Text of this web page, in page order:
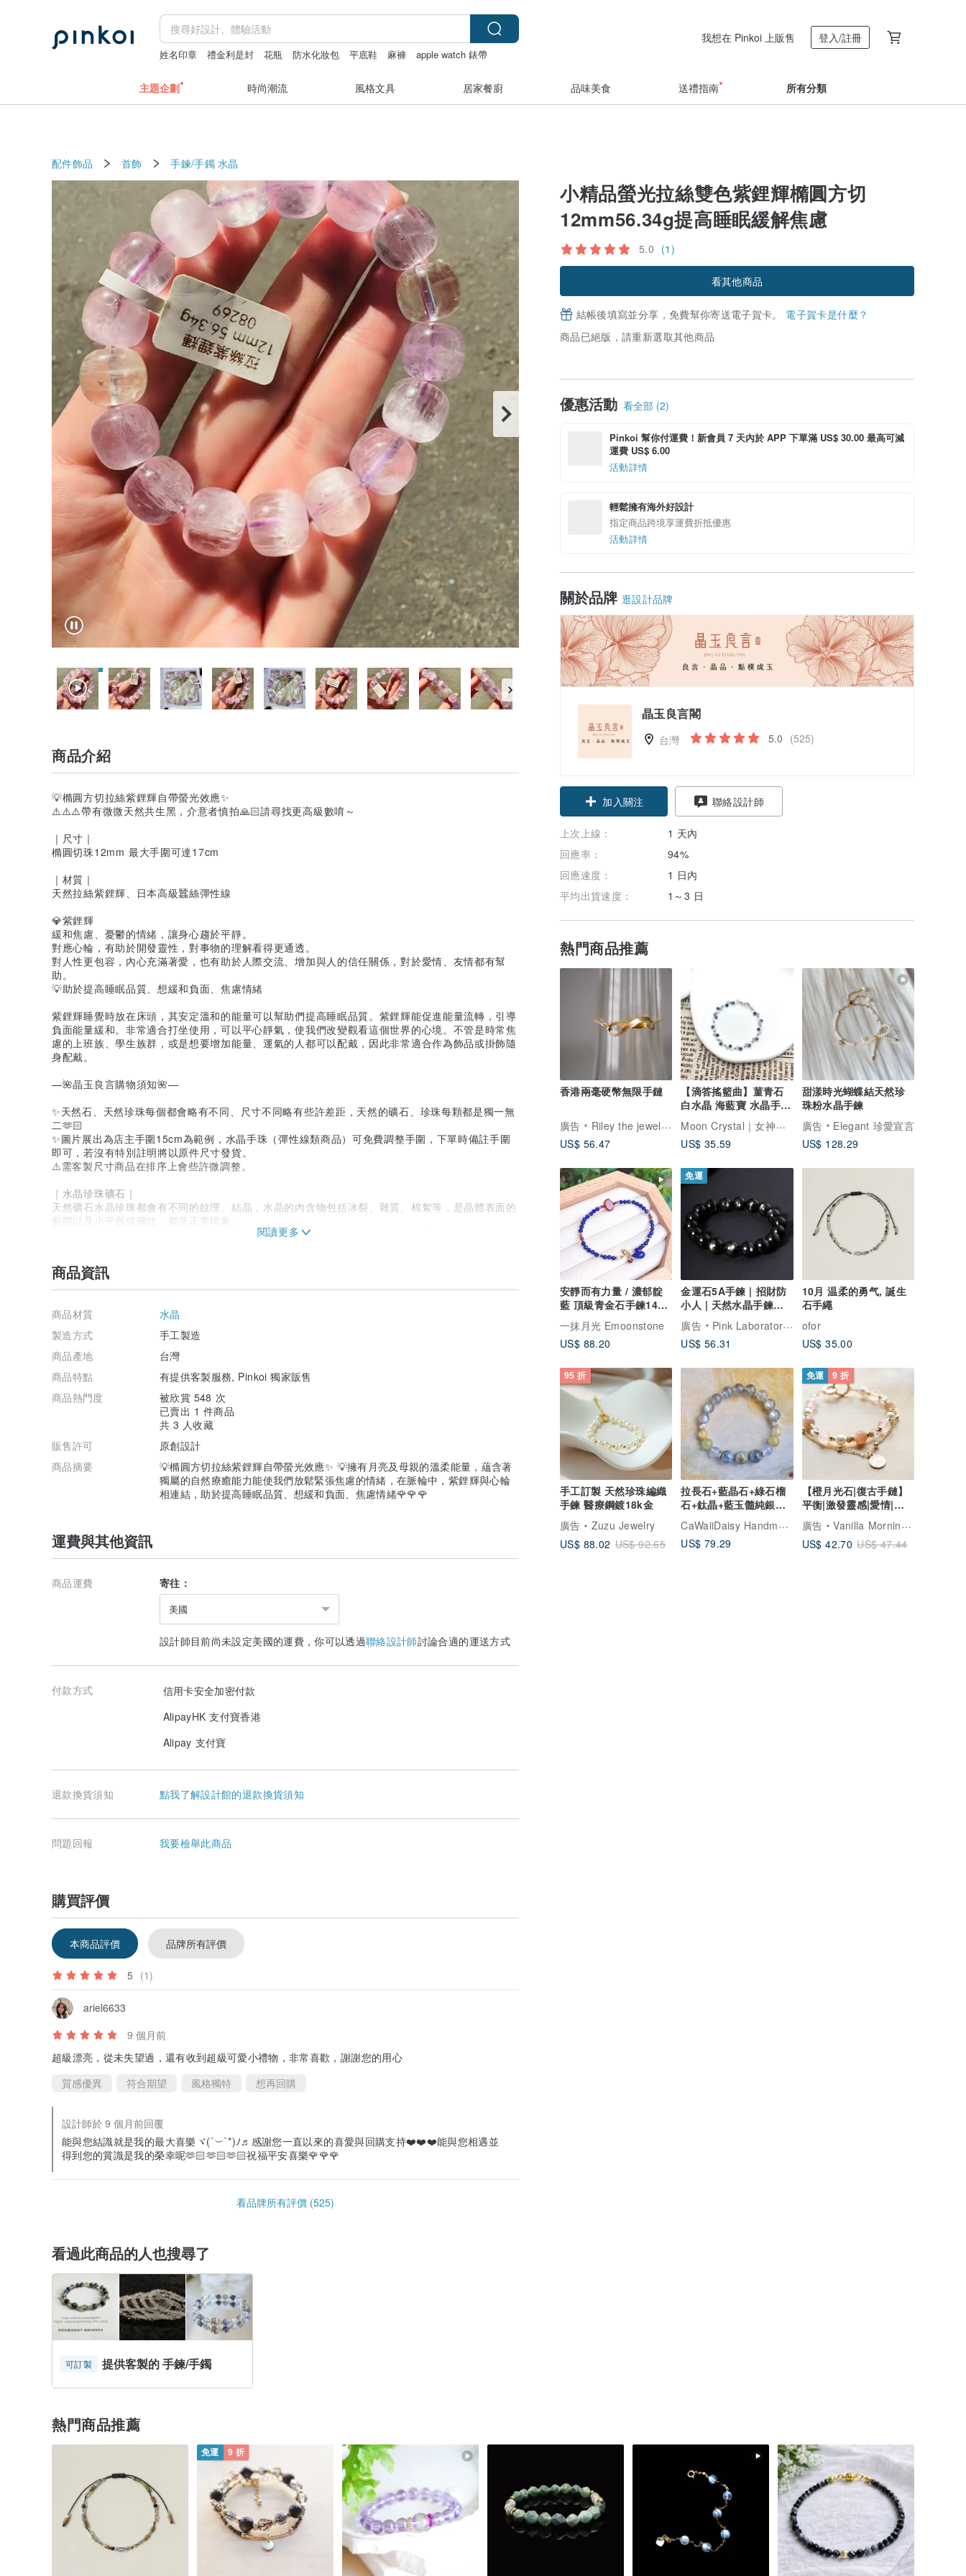
姓名印章 禮金利是封 花瓶 防水化妝包 平底鞋 麻褲
apple watch 錶帶
我想在 Pinkoi 上販售 登入/註冊
主題企劃 時尚潮流 風格文具 居家餐廚 品味美食 送禮指南 所有分類
配件飾品 首飾 手鍊/手鐲 水晶
小精品螢光拉絲雙色紫鋰輝橢圓方切
12mm56.34g提高睡眠緩解焦慮
5.0 (1)
看其他商品
結帳後填寫並分享，免費幫你寄送電子賀卡。 電子賀卡是什麼？
商品已絕版，請重新選取其他商品
優惠活動 看全部 (2)
Pinkoi 幫你付運費！新會員 7 天內於 APP 下單滿 US$ 30.00 最高可減
運費 US$ 6.00
活動詳情
輕鬆擁有海外好設計
指定商品跨境享運費折抵優惠
活動詳情
關於品牌 逛設計品牌
晶玉良言閣
台灣 5.0 (525)
聯絡設計師
上次上線：
1 天內
回應率：
94%
回應速度：
1 日內
平均出貨速度：
1～3 日
熱門商品推薦
香港兩毫硬幣無限手鏈
廣告
Riley the jewellery
US$ 56.47
【滴答搖籃曲】菫青石
白水晶 海藍寶 水晶手鏈
Moon Crystal｜女神晶天然水晶手鍊
US$ 35.59
甜漾時光蝴蝶結天然珍
珠粉水晶手鍊
廣告
Elegant 珍愛宣言
US$ 128.29
安靜而有力量 / 濃郁靛
藍 頂級青金石手鍊14K
注金
一抹月光 Emoonstone
US$ 88.20
免運
金運石5A手鍊 | 招財防
小人 | 天然水晶手鍊禮
物| 4 月新品主打星
廣告
Pink Laboratory 粉紅製造
US$ 56.31
10月 温柔的勇气, 誕生
石手繩
ofor
US$ 35.00
95 折
手工訂製 天然珍珠編織
手鍊 醫療鋼鍍18k金
廣告
Zuzu Jewelry
US$ 88.02 US$ 92.65
拉長石+藍晶石+綠石榴
石+鈦晶+藍玉髓純銀水
晶手鍊
CaWaiiDaisy Handmade Jewelry
US$ 79.29
免運 9 折
【橙月光石|復古手鏈】
平衡|激發靈感|愛情|增
強魅力|自信
廣告
Vanilla Morning 香草的早上
US$ 42.70 US$ 47.44
商品介紹
💡橢圓方切拉絲紫鋰輝自帶螢光效應✨
⚠️⚠️⚠️帶有微微天然共生黑，介意者慎拍🙏🏻請尋找更高級數唷～
｜尺寸｜
橢圓切珠12mm 最大手圍可達17cm
｜材質｜
天然拉絲紫鋰輝、日本高級蠶絲彈性線
💎紫鋰輝
緩和焦慮、憂鬱的情緒，讓身心趨於平靜。
對應心輪，有助於開發靈性，對事物的理解看得更通透。
對人性更包容，內心充滿著愛，也有助於人際交流、增加與人的信任關係，對於愛情、友情都有幫
助。
💡助於提高睡眠品質、想緩和負面、焦慮情緒
紫鋰輝睡覺時放在床頭，其安定溫和的能量可以幫助們提高睡眠品質。紫鋰輝能促進能量流轉，引導
負面能量緩和。非常適合打坐使用，可以平心靜氣，使我們改變觀看這個世界的心境。不管是時常焦
慮的上班族、學生族群，或是想要增加能量、運氣的人都可以配戴，因此非常適合作為飾品或掛飾隨
身配戴。
—🌺晶玉良言購物須知🌺—
✨天然石、天然珍珠每個都會略有不同、尺寸不同略有些許差距，天然的礦石、珍珠每顆都是獨一無
二🫶🏻
✨圖片展出為店主手圍15cm為範例，水晶手珠（彈性線類商品）可免費調整手圍，下單時備註手圍
即可，若沒有特別註明將以原件尺寸發貨。
⚠️需客製尺寸商品在排序上會些許微調整。
｜水晶珍珠礦石｜
天然礦石水晶珍珠都會有不同的紋理、結晶，水晶的內含物包括冰裂、雜質、棉絮等，是晶體表面的
裂隙以及小平面或礦紋，都是正常現象。
店主每一顆會嚴格把關，不使用設計上有嚴重瑕疵水晶、珍珠也會經過篩選，過度瑕疵將不列入飾品
｜金屬配件材質｜
✨金屬配件為國際標準925純銀（銀鍍金）為主、24K金、18K金，其他材質會特別註明。
｜線材使用｜
✨環扣式皆採用韓國珠寶線
✨彈性繩使用日本高級蠶絲線（水晶線）
✨中國式編織使用台灣產珠寶線、蠟線
｜訂製說明｜
✨因手圍不同，客製商品在編排方式會依長度微調，可能會些許增加或減少材料 。
✨扣環式可要求加長延長鏈或是單圈固定式，備註店主即可。
🧚🏻‍♀️若有其他想法或是想替換天然水晶可以訊息店主做調整。
｜注意事項｜
🔆賣場內照片全數為實品及店主真人肉體店內拍攝。
🔆照片都是店內自然打光手機拍攝，如對色差問題都可訊息店主發問。
｜晶玉良言訂製包裝袋｜
🔆出貨皆會妥善使用防衝撞材料及盒裝保護，並會視商品贈送品牌皮革袋或是品牌高級絨布袋、全純
銀商品會附贈一塊拭銀布。
｜天然水晶珍珠緬甸玉保養及其他注意事項｜
🔆水晶天然礦石日常接觸清水完全沒問題，但不建議戴著洗澡，長期接觸化學藥劑會影響水晶表層及
🔆勿將天然飾品放置強陽光下曝曬。
｜純銀飾保養及注意事項｜
🌹純銀飾品配戴久後接觸空氣或汗水會氧化變黑都是正常現象，每次配帶完時建議以拭銀布擦拭後，
收納於厚夾鏈袋中，並妥善放置。
🌹懶人保養法=牙膏+細毛牙刷清洗🧽銀飾表面即可✨
🌹店主也提供專業清洗、維修服務，可寄回店面，會根據服務內容收取相關服務費。
｜售後維修服務｜
主處理相關問題。
｜如何量手圍｜
🧚🏻‍♀️手圍非手鍊的實際長度，下拍請備註喜好服貼/寬鬆
2️⃣白水晶簇
3️⃣白水晶消磁盤
4️⃣陰陽水消磁
5️⃣秘魯聖木燻香消磁
6️⃣天然精油消磁（乳香/印加聖木/海藿香等）
7️⃣閃靈鑽淨化（淨化+補充能量）
🌟感謝您選擇晶玉良言，為你帶來獨特與美好🌟
台灣🇹🇼晶玉良言閣實體工作室
Handmade in Taiwan
商品資訊
商品材質
水晶
製造方式
手工製造
商品產地
台灣
商品特點
有提供客製服務, Pinkoi 獨家販售
商品熱門度
被欣賞 548 次
已賣出 1 件商品
共 3 人收藏
販售許可
原創設計
商品摘要
💡橢圓方切拉絲紫鋰輝自帶螢光效應✨ 💡擁有月亮及母親的溫柔能量，蘊含著
獨屬的自然療癒能力能使我們放鬆緊張焦慮的情緒，在脈輪中，紫鋰輝與心輪
相連結，助於提高睡眠品質、想緩和負面、焦慮情緒🌹🌹🌹
運費與其他資訊
商品運費 寄往：
美國
設計師目前尚未設定美國的運費，你可以透過聯絡設計師討論合適的運送方式
付款方式
信用卡安全加密付款
AlipayHK 支付寶香港
Alipay 支付寶
退款換貨須知 點我了解設計館的退款換貨須知
問題回報 我要檢舉此商品
購買評價
本商品評價 品牌所有評價
5 (1)
ariel6633
9 個月前
超級漂亮，從未失望過，還有收到超級可愛小禮物，非常喜歡，謝謝您的用心
質感優異
符合期望 風格獨特 想再回購
設計師於 9 個月前回覆
能與您結識就是我的最大喜樂ヾ(´︶`*)ﾉ♬感謝您一直以來的喜愛與回購支持❤️❤️❤️能與您相遇並
得到您的賞識是我的榮幸呢🫶🏻🫶🏻🫶🏻祝福平安喜樂🌹🌹🌹
看品牌所有評價 (525)
看過此商品的人也搜尋了
可訂製 提供客製的 手鍊/手鐲
熱門商品推薦
免運 9 折